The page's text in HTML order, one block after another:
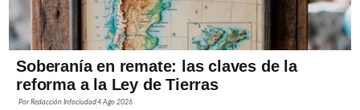
Soberanía en remate: las claves de la
reforma a la Ley de Tierras
PorRedacción Infociudad4 Ago 2026